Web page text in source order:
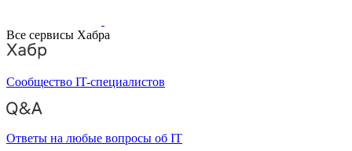
Все сервисы Хабра
Сообщество IT-специалистов
Ответы на любые вопросы об IT